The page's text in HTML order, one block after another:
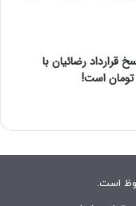
رضائیان با
است.